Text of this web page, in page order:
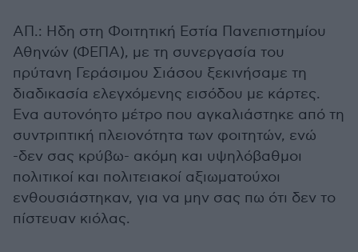
ΑΠ.: Ηδη στη Φοιτητική Εστία Πανεπιστημίου
Αθηνών (ΦΕΠΑ), με τη συνεργασία του
πρύτανη Γεράσιμου Σιάσου ξεκινήσαμε τη
διαδικασία ελεγχόμενης εισόδου με κάρτες.
Ενα αυτονόητο μέτρο που αγκαλιάστηκε από τη
συντριπτική πλειονότητα των φοιτητών, ενώ
-δεν σας κρύβω- ακόμη και υψηλόβαθμοι
πολιτικοί και πολιτειακοί αξιωματούχοι
ενθουσιάστηκαν, για να μην σας πω ότι δεν το
πίστευαν κιόλας.